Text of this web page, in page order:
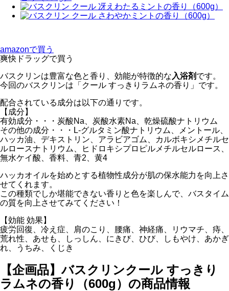
amazonで買う
爽快ドラッグで買う
バスクリンは豊富な色と香り、効能が特徴的な 入浴剤 です。
今回のバスクリンは「クール すっきりラムネの香り」です。
配合されている成分は以下の通りです。
【成分】
有効成分・・・炭酸Na、炭酸水素Na、乾燥硫酸ナトリウム
その他の成分・・・L-グルタミン酸ナトリウム、メントール、
ハッカ油、デキストリン、アラビアゴム、カルボキシメチルセ
ルロースナトリウム、ヒドロキシプロピルメチルセルロース、
無水ケイ酸、香料、青2、黄4
ハッカオイルを始めとする植物性成分が肌の保水能力を向上さ
せてくれます。
この種類でしか堪能できない香りと色を楽しんで、バスタイム
の質を向上させてみてください！
【効能 効果】
疲労回復、冷え症、肩のこり、腰痛、神経痛、リウマチ、痔、
荒れ性、あせも、しっしん、にきび、ひび、しもやけ、あかぎ
れ、うちみ、くじき
【企画品】バスクリンクール すっきり
ラムネの香り（600g）の商品情報